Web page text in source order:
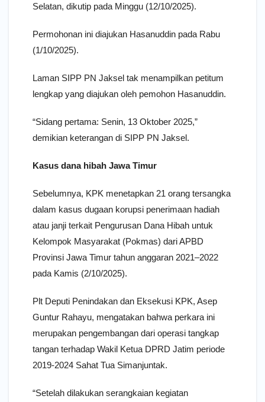
Selatan, dikutip pada Minggu (12/10/2025).
Permohonan ini diajukan Hasanuddin pada Rabu
(1/10/2025).
Laman SIPP PN Jaksel tak menampilkan petitum
lengkap yang diajukan oleh pemohon Hasanuddin.
“Sidang pertama: Senin, 13 Oktober 2025,”
demikian keterangan di SIPP PN Jaksel.
Kasus dana hibah Jawa Timur
Sebelumnya, KPK menetapkan 21 orang tersangka
dalam kasus dugaan korupsi penerimaan hadiah
atau janji terkait Pengurusan Dana Hibah untuk
Kelompok Masyarakat (Pokmas) dari APBD
Provinsi Jawa Timur tahun anggaran 2021–2022
pada Kamis (2/10/2025).
Plt Deputi Penindakan dan Eksekusi KPK, Asep
Guntur Rahayu, mengatakan bahwa perkara ini
merupakan pengembangan dari operasi tangkap
tangan terhadap Wakil Ketua DPRD Jatim periode
2019-2024 Sahat Tua Simanjuntak.
“Setelah dilakukan serangkaian kegiatan